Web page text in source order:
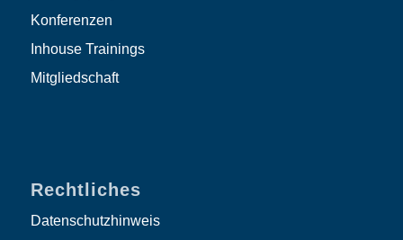
Konferenzen
Inhouse Trainings
Mitgliedschaft
Rechtliches
Datenschutzhinweis